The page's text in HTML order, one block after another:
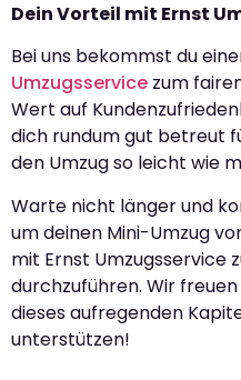
Dein Vorteil mit Ernst
Bei uns bekommst du
Umzugsservice zum
Wert auf
dich rundum gut betreut
den Umzug so leicht wie
Warte nicht länger und
um deinen Mini-Umzug
mit Ernst Umzugsservice
durchzuführen. Wir
dieses aufregenden
unterstützen!